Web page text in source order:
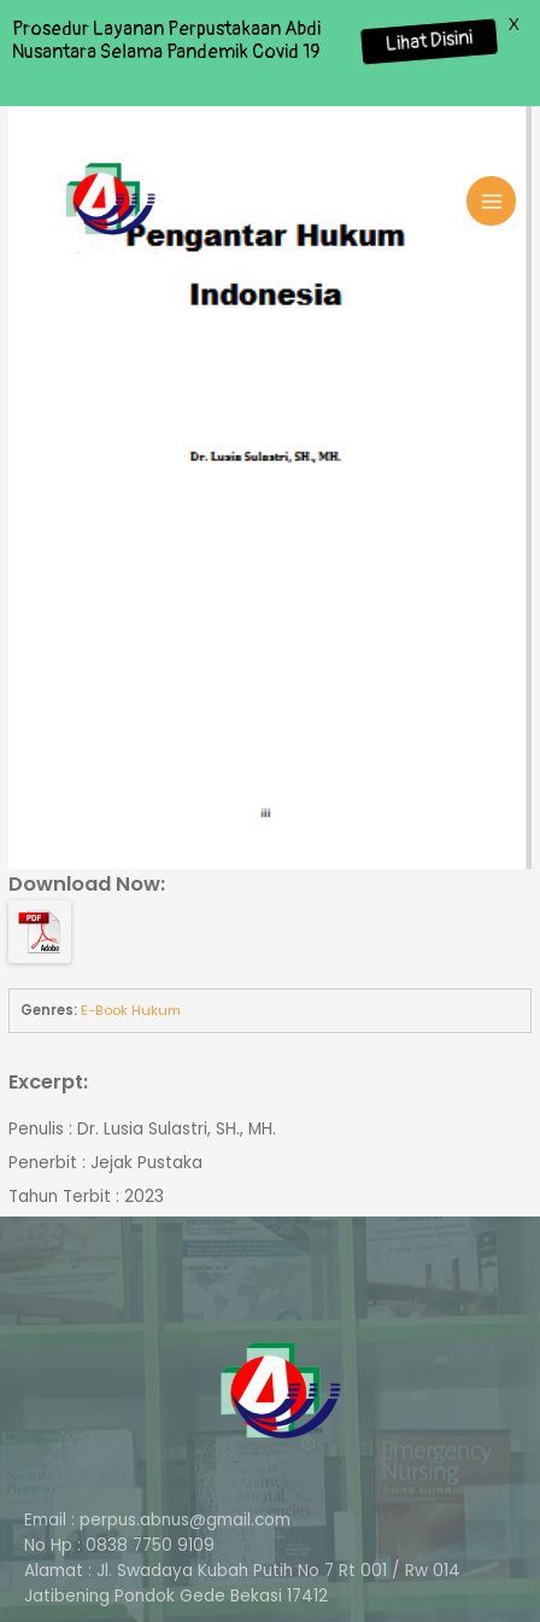
Download Now:
Genres:E-Book Hukum
Excerpt:
Penulis : Dr. Lusia Sulastri, SH., MH.
Penerbit : Jejak Pustaka
Tahun Terbit : 2023
Email : perpus.abnus@gmail.com
No Hp : 0838 7750 9109
Alamat : Jl. Swadaya Kubah Putih No 7 Rt 001 / Rw 014
Jatibening Pondok Gede Bekasi 17412
Prosedur Layanan Perpustakaan Abdi
Nusantara Selama Pandemik Covid 19
Lihat Disini
X